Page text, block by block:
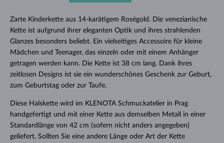
Zarte Kinderkette aus 14-karätigem Roségold. Die venezianische
Kette ist aufgrund ihrer eleganten Optik und ihres strahlenden
Glanzes besonders beliebt. Ein vielseitiges Accessoire für kleine
Mädchen und Teenager, das einzeln oder mit einem Anhänger
getragen werden kann. Die Kette ist 38 cm lang. Dank ihres
zeitlosen Designs ist sie ein wunderschönes Geschenk zur Geburt,
zum Geburtstag oder zur Taufe.
Diese Halskette wird im KLENOTA Schmuckatelier in Prag
handgefertigt und mit einer Kette aus demselben Metall in einer
Standardlänge von 42 cm (sofern nicht anders angegeben)
geliefert. Sollten Sie eine andere Länge oder Art der Kette